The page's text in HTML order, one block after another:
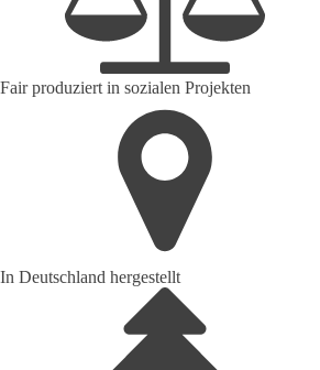
Fair produziert in sozialen Projekten
In Deutschland hergestellt